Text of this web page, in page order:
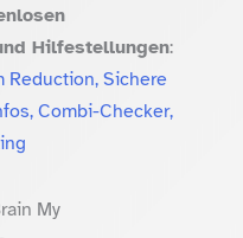
Hilfestellungen:
Reduction, Sichere
Combi-Checker,